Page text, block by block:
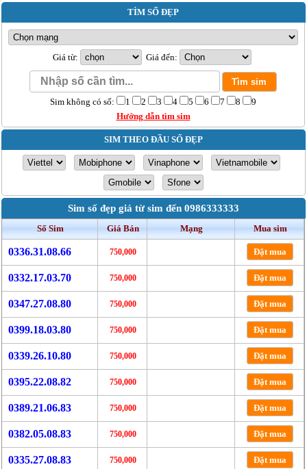
TÌM SỐ ĐẸP
Giá từ: Giá đến:
Sim không có số: 1 2 3 4 5 6 7 8
9
Hướng dẫn tìm sim
SIM THEO ĐẦU SỐ ĐẸP
Sim số đẹp giá từ sim đến 0986333333
Số Sim Giá Bán Mạng Mua sim
0336.31.08.66 750,000 Đặt mua
0332.17.03.70 750,000 Đặt mua
0347.27.08.80 750,000 Đặt mua
0399.18.03.80 750,000 Đặt mua
0339.26.10.80 750,000 Đặt mua
0395.22.08.82 750,000 Đặt mua
0389.21.06.83 750,000 Đặt mua
0382.05.08.83 750,000 Đặt mua
0335.27.08.83 750,000 Đặt mua